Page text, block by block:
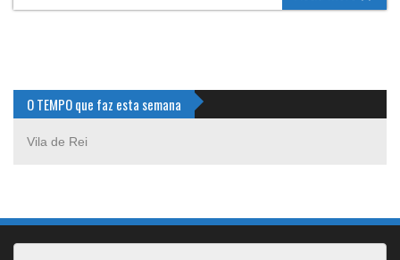
O TEMPO que faz esta semana
Vila de Rei